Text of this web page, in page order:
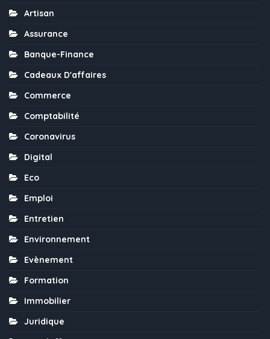
Artisan
Assurance
Banque-Finance
Cadeaux D'affaires
Commerce
Comptabilité
Coronavirus
Digital
Eco
Emploi
Entretien
Environnement
Evènement
Formation
Immobilier
Juridique